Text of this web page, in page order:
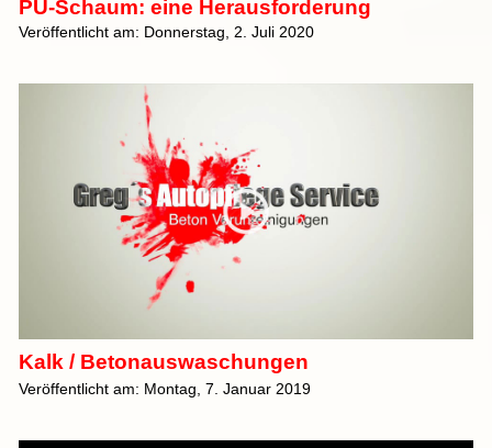
PU-Schaum: eine Herausforderung
Veröffentlicht am: Donnerstag, 2. Juli 2020
Kalk / Betonauswaschungen
Veröffentlicht am: Montag, 7. Januar 2019